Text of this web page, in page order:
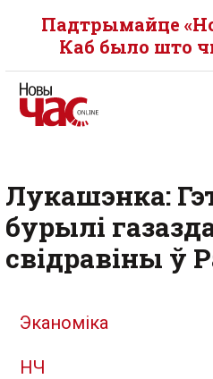
Падтрымайце
Каб было што
Лукашэнка:
бурылі
свідравіны ў
Эканоміка
НЧ